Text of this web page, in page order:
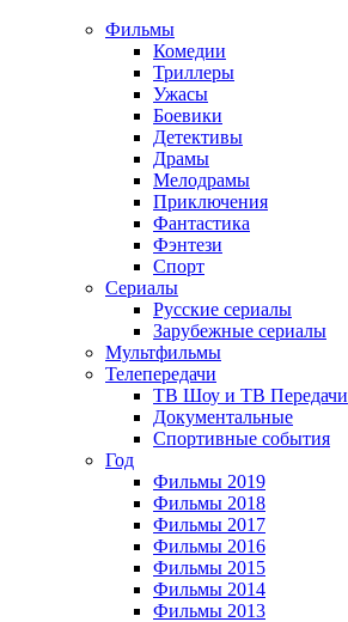
Фильмы
Комедии
Триллеры
Ужасы
Боевики
Детективы
Драмы
Мелодрамы
Приключения
Фантастика
Фэнтези
Спорт
Сериалы
Русские сериалы
Зарубежные сериалы
Мультфильмы
Телепередачи
ТВ Шоу и ТВ Передачи
Документальные
Спортивные события
Год
Фильмы 2019
Фильмы 2018
Фильмы 2017
Фильмы 2016
Фильмы 2015
Фильмы 2014
Фильмы 2013